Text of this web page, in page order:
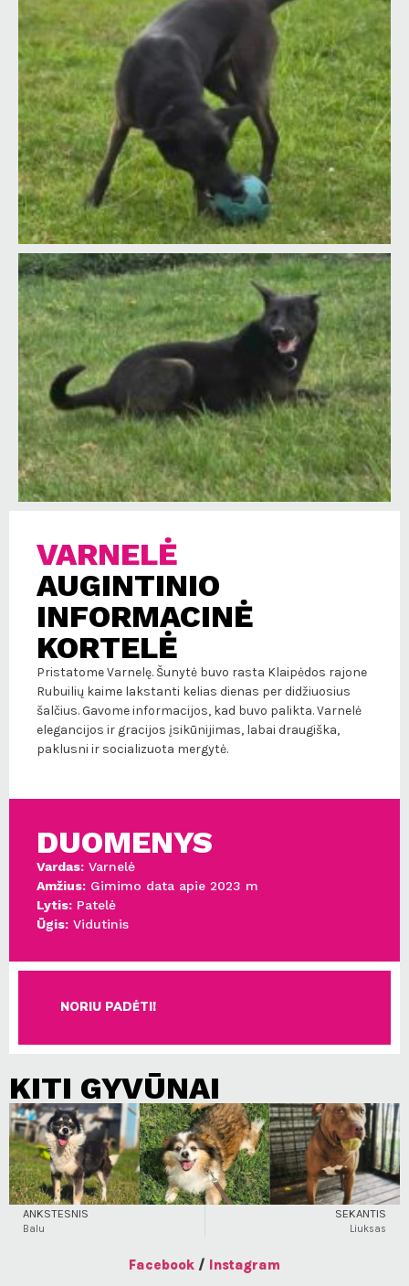
VARNELĖ
AUGINTINIO
INFORMACINĖ
KORTELĖ
Pristatome Varnelę. Šunytė buvo rasta Klaipėdos rajone
Rubuilių kaime lakstanti kelias dienas per didžiuosius
šalčius. Gavome informacijos, kad buvo palikta. Varnelė
elegancijos ir gracijos įsikūnijimas, labai draugiška,
paklusni ir socializuota mergytė.
DUOMENYS
Vardas: Varnelė
Amžius: Gimimo data apie 2023 m
Lytis: Patelė
Ūgis: Vidutinis
NORIU PADĖTI!
KITI GYVŪNAI
ANKSTESNIS
Balu
SEKANTIS
Liuksas
Facebook / Instagram